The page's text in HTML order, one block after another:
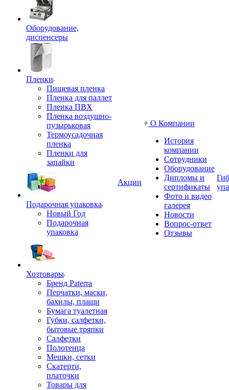
Оборудование,
диспенсеры
Пленки
Пищевая пленка
Пленка для паллет
Пленка ПВХ
Пленка воздушно-
пузырьковая
Термоусадочная
пленка
Пленки для
запайки
Подарочная упаковка
Новый Год
Подарочная
упаковка
Хозтовары
Бренд Paterra
Перчатки, маски,
бахилы, плащи
Бумага туалетная
Губки, салфетки,
бытовые тряпки
Салфетки
Полотенца
Мешки, сетки
Скатерти,
платочки
Товары для
Акции
О Компании
История
компании
Сотрудники
Оборудование
Дипломы и
сертификаты
Фото и видео
галерея
Новости
Вопрос-ответ
Отзывы